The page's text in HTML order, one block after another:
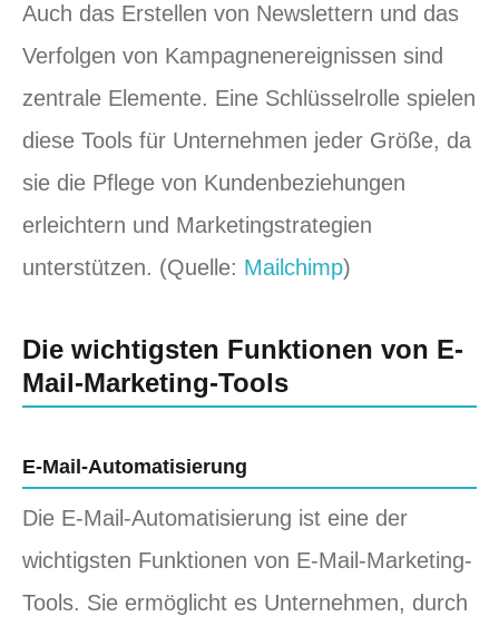
Auch das Erstellen von Newslettern und das
Verfolgen von Kampagnenereignissen sind
zentrale Elemente. Eine Schlüsselrolle spielen
diese Tools für Unternehmen jeder Größe, da
sie die Pflege von Kundenbeziehungen
erleichtern und Marketingstrategien
unterstützen. (Quelle: Mailchimp)
Die wichtigsten Funktionen von E-
Mail-Marketing-Tools
E-Mail-Automatisierung
Die E-Mail-Automatisierung ist eine der
wichtigsten Funktionen von E-Mail-Marketing-
Tools. Sie ermöglicht es Unternehmen, durch